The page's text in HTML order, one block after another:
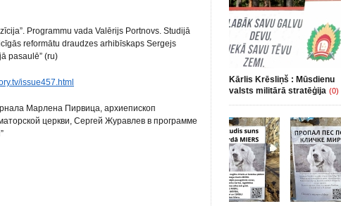
Programmu vada Valērijs Portnovs. Studijā
reformātu draudzes arhibīskaps Sergejs
pasaulē” (ru)
issue457.html
Марлена Пирвица, архиепископ
церкви, Сергей Журавлев в программе
Kārlis Krēsliņš : Mūsdienu
valsts militārā stratēģija (0)